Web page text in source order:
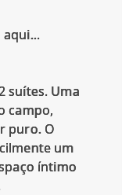
suítes. Uma
campo,
puro. O
um
íntimo